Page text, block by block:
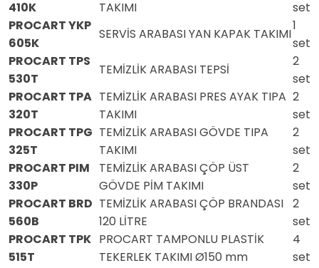
410K
TAKIMI
set
PROCART YKP
605K
SERVİS ARABASI YAN KAPAK TAKIMI
1
set
PROCART TPS
530T
TEMİZLİK ARABASI TEPSİ
2
set
PROCART TPA
320T
TEMİZLİK ARABASI PRES AYAK TIPA
TAKIMI
2
set
PROCART TPG
325T
TEMİZLİK ARABASI GÖVDE TIPA
TAKIMI
2
set
PROCART PIM
330P
TEMİZLİK ARABASI ÇÖP ÜST
GÖVDE PİM TAKIMI
2
set
PROCART BRD
560B
TEMİZLİK ARABASI ÇÖP BRANDASI
120 LİTRE
2
set
PROCART TPK
515T
PROCART TAMPONLU PLASTİK
TEKERLEK TAKIMI Ø150 mm
4
set